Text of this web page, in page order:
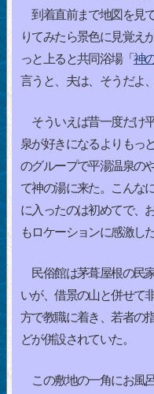
到着直前まで地図を見
りてみたら景色に見覚え
っと上ると共同浴場「 神
言うと、夫は、そうだよ
そういえば昔一度だけ
泉が好きになるよりもっ
のグループで平湯温泉の
て神の湯に来た。こんな
に入ったのは初めてで、
もロケーションに感激し
民俗館は茅葺屋根の民
いが、借景の山と併せて
方で教職に着き、若者の
どが併設されていた。
この敷地の一角にお風